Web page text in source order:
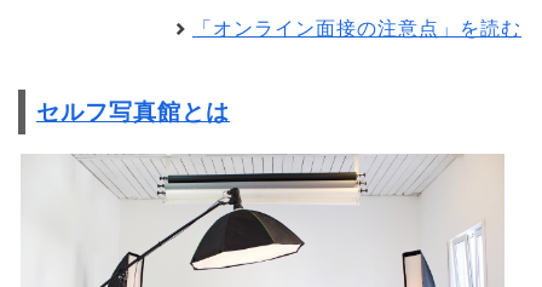
「オンライン面接の注意点」を読む
セルフ写真館とは